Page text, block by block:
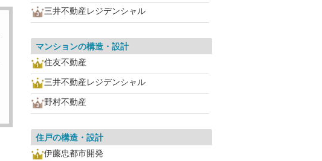
三井不動産レジデンシャル
マンションの構造・設計
住友不動産
三井不動産レジデンシャル
野村不動産
住戸の構造・設計
伊藤忠都市開発